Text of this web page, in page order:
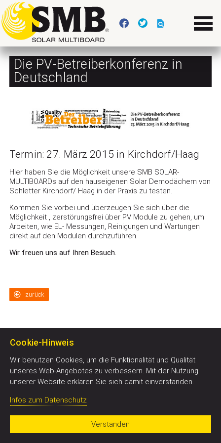
Die PV-Betreiberkonferenz in
Deutschland
Termin: 27. März 2015 in Kirchdorf/Haag
Hier haben Sie die Möglichkeit unsere SMB SOLAR-
MULTIBOARDs auf den hauseigenen Solar Demodächern von
Schletter Kirchdorf/ Haag in der Praxis zu testen.
Kommen Sie vorbei und überzeugen Sie sich über die
Möglichkeit , zerstörungsfrei über PV Module zu gehen, um
Arbeiten, wie EL- Messungen, Reinigungen und Wartungen
direkt auf den Modulen durchzuführen.
Wir freuen uns auf Ihren Besuch.
zurück
Cookie-Hinweis
Wir benutzen Cookies, um die Funktionalität und Qualität
unseres Web-Angebotes zu verbessern. Mit der Nutzung
unserer Website erklären Sie sich damit einverstanden.
Infos zum Datenschutz
Verstanden